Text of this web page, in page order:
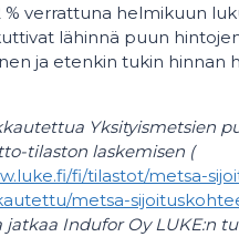
% verrattuna helmikuun
lähinnä puun
ja etenkin tukin hinnan
Yksityismetsien
tilaston laskemisen (
fi/tilastot/metsa-
metsa-
jatkaa Indufor Oy LUKE:n